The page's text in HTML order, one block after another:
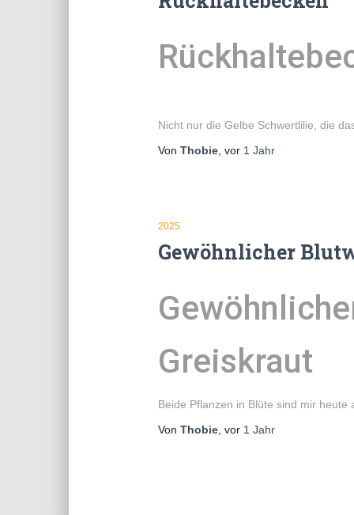
Nicht nur die Gelbe Schwertlilie, die
Von Thobie, vor 1 Jahr
2025
Gewöhnlicher
Greiskraut
Beide Pflanzen in Blüte sind mir
Von Thobie, vor 1 Jahr